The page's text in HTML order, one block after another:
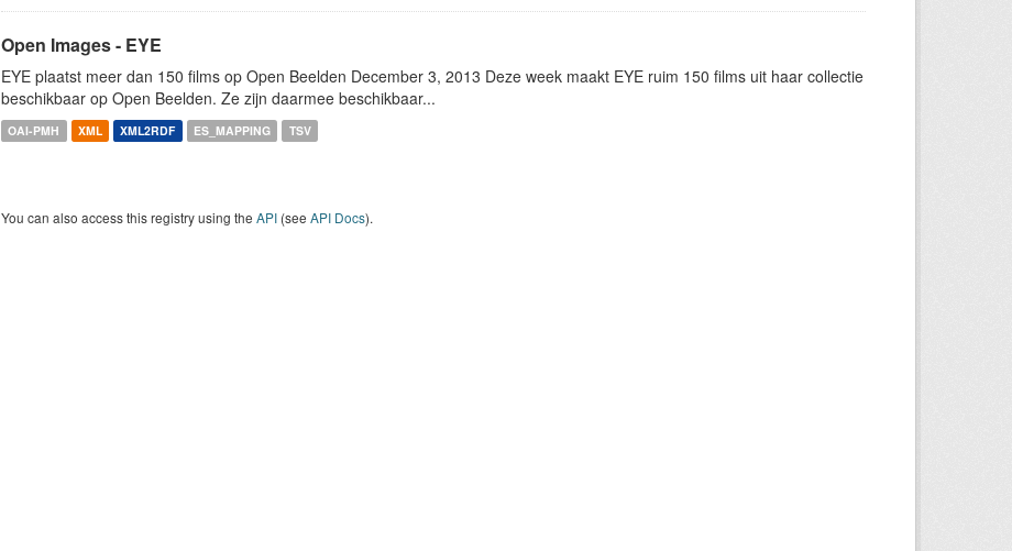
Open Images - EYE
EYE plaatst meer dan 150 films op Open Beelden December 3, 2013 Deze week maakt EYE ruim 150 films uit haar collectie
beschikbaar op Open Beelden. Ze zijn daarmee beschikbaar...
OAI-PMH XML XML2RDF ES_MAPPING TSV
You can also access this registry using the API (see API Docs).